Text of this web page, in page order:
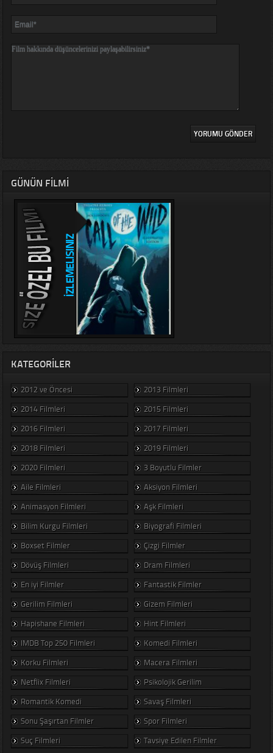
GÜNÜN FILMI
KATEGORILER
2012 ve Öncesi
2013 Filmleri
2014 Filmleri
2015 Filmleri
2016 Filmleri
2017 Filmleri
2018 Filmleri
2019 Filmleri
2020 Filmleri
3 Boyutlu Filmler
Aile Filmleri
Aksiyon Filmleri
Animasyon Filmleri
Aşk Filmleri
Bilim Kurgu Filmleri
Biyografi Filmleri
Boxset Filmler
Çizgi Filmler
Dövüş Filmleri
Dram Filmleri
En iyi Filmler
Fantastik Filmler
Gerilim Filmleri
Gizem Filmleri
Hapishane Filmleri
Hint Filmleri
IMDB Top 250 Filmleri
Komedi Filmleri
Korku Filmleri
Macera Filmleri
Netflix Filmleri
Psikolojik Gerilim
Romantik Komedi
Savaş Filmleri
Sonu Şaşırtan Filmler
Spor Filmleri
Suç Filmleri
Tavsiye Edilen Filmler